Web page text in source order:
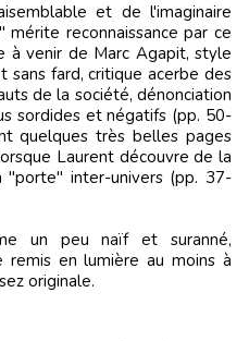
mérite reconnaissance par ce
venir de Marc Agapit, style
sans fard, critique acerbe des
de la société, dénonciation
sordides et négatifs (pp. 50-
quelques très belles pages
Laurent découvre de la
"porte" inter-univers (pp. 37-
un peu naïf et suranné,
en lumière au moins à
originale.